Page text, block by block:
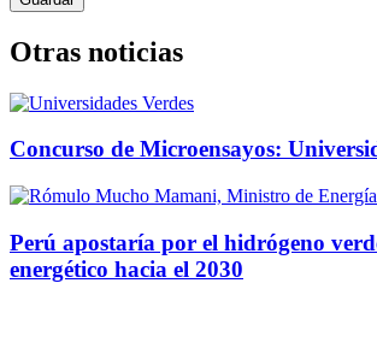
Otras noticias
Concurso de Microensayos:
Perú apostaría por el hidrógeno
energético hacia el 2030